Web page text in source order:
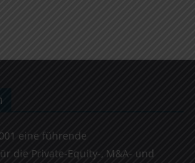
eine führende
die Private-Equity-, M&A- und